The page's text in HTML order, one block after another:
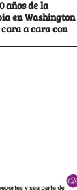
años de la
en Washington
a cara con